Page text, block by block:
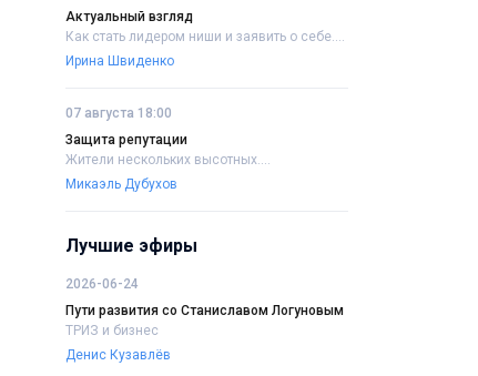
Актуальный взгляд
Как стать лидером ниши и заявить о себе....
Ирина Швиденко
07 августа 18:00
Защита репутации
Жители нескольких высотных....
Микаэль Дубухов
Лучшие эфиры
2026-06-24
Пути развития со Станиславом Логуновым
ТРИЗ и бизнес
Денис Кузавлёв